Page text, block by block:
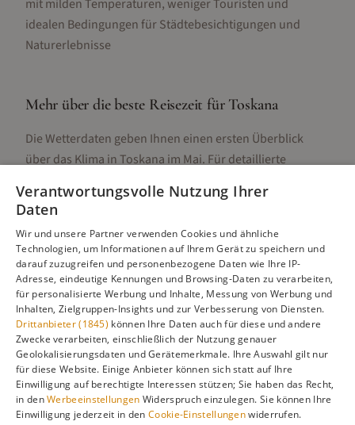
mit milden Temperaturen, weniger Touristen und
idealen Bedingungen für Städtebesichtigungen und
Naturerlebnisse
Mehr über die beste Reisezeit für Toskana
Die Wetterdaten geben Ihnen einen ersten Überblick
über das Klima inToskana im Mai. Für detaillierte
Unterschieden, Aktivitäten und Reisetipps besuchen Sie
Alle Infos zur besten Reisezeit Toskana
Gefällt dir diese Seite? Teile sie auf Pinterest!
Auf Pinterest merken
Verantwortungsvolle Nutzung Ihrer
Daten
Wir und unsere Partner verwenden Cookies und ähnliche
Technologien, um Informationen auf Ihrem Gerät zu speichern und
darauf zuzugreifen und personenbezogene Daten wie Ihre IP-
Adresse, eindeutige Kennungen und Browsing-Daten zu verarbeiten,
für personalisierte Werbung und Inhalte, Messung von Werbung und
Inhalten, Zielgruppen-Insights und zur Verbesserung von Diensten.
Drittanbieter (1845) können Ihre Daten auch für diese und andere
Zwecke verarbeiten, einschließlich der Nutzung genauer
Geolokalisierungsdaten und Gerätemerkmale. Ihre Auswahl gilt nur
für diese Website. Einige Anbieter können sich statt auf Ihre
Einwilligung auf berechtigte Interessen stützen; Sie haben das Recht,
in denWerbeeinstellungen Widerspruch einzulegen. Sie können Ihre
Einwilligung jederzeit in denCookie-Einstellungenwiderrufen.